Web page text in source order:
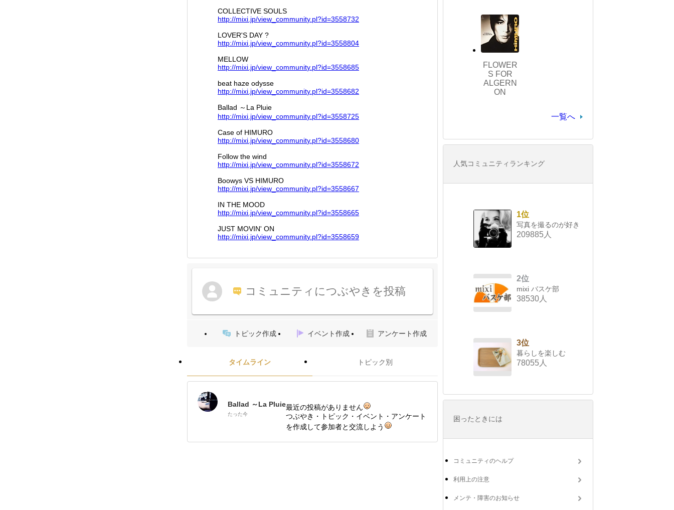
COLLECTIVE SOULS
http://mixi.jp/view_community.pl?id=3558732
LOVER'S DAY ?
http://mixi.jp/view_community.pl?id=3558804
MELLOW
http://mixi.jp/view_community.pl?id=3558685
beat haze odysse
http://mixi.jp/view_community.pl?id=3558682
Ballad ～La Pluie
http://mixi.jp/view_community.pl?id=3558725
Case of HIMURO
http://mixi.jp/view_community.pl?id=3558680
Follow the wind
http://mixi.jp/view_community.pl?id=3558672
Boowys VS HIMURO
http://mixi.jp/view_community.pl?id=3558667
IN THE MOOD
http://mixi.jp/view_community.pl?id=3558665
JUST MOVIN' ON
http://mixi.jp/view_community.pl?id=3558659
コミュニティにつぶやきを投稿
トピック作成 イベント作成 アンケート作成
タイムライン トピック別
Ballad ～La Pluie
たった今
最近の投稿がありません
つぶやき・トピック・イベント・アンケート
を作成して参加者と交流しよう
FLOWER
S FOR
ALGERN
ON
一覧へ
人気コミュニティランキング
1位
写真を撮るのが好き
209885人
2位
mixi バスケ部
38530人
3位
暮らしを楽しむ
78055人
困ったときには
コミュニティのヘルプ
利用上の注意
メンテ・障害のお知らせ